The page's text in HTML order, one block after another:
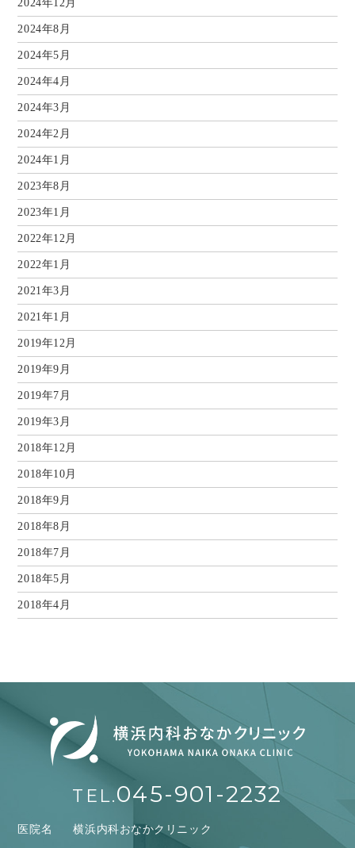
2024年12月
2024年8月
2024年5月
2024年4月
2024年3月
2024年2月
2024年1月
2023年8月
2023年1月
2022年12月
2022年1月
2021年3月
2021年1月
2019年12月
2019年9月
2019年7月
2019年3月
2018年12月
2018年10月
2018年9月
2018年8月
2018年7月
2018年5月
2018年4月
TEL.045-901-2232
医院名 横浜内科おなかクリニック